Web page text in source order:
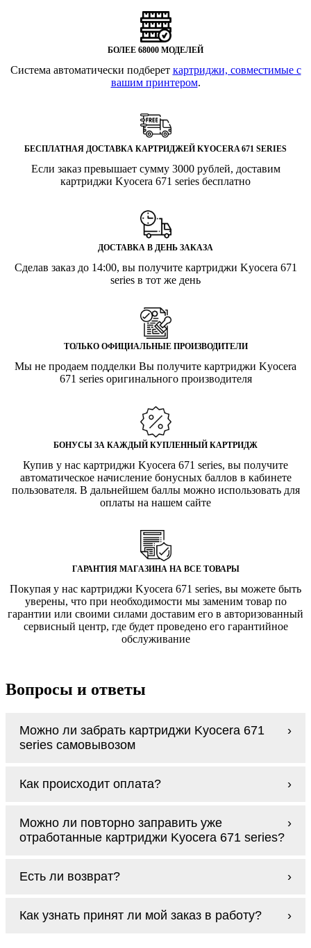
БОЛЕЕ 68000 МОДЕЛЕЙ
Система автоматически подберет картриджи, совместимые с
вашим принтером.
БЕСПЛАТНАЯ ДОСТАВКА КАРТРИДЖЕЙ KYOCERA 671 SERIES
Если заказ превышает сумму 3000 рублей, доставим
картриджи Kyocera 671 series бесплатно
ДОСТАВКА В ДЕНЬ ЗАКАЗА
Сделав заказ до 14:00, вы получите картриджи Kyocera 671
series в тот же день
ТОЛЬКО ОФИЦИАЛЬНЫЕ ПРОИЗВОДИТЕЛИ
Мы не продаем подделки Вы получите картриджи Kyocera
671 series оригинального производителя
БОНУСЫ ЗА КАЖДЫЙ КУПЛЕННЫЙ КАРТРИДЖ
Купив у нас картриджи Kyocera 671 series, вы получите
автоматическое начисление бонусных баллов в кабинете
пользователя. В дальнейшем баллы можно использовать для
оплаты на нашем сайте
ГАРАНТИЯ МАГАЗИНА НА ВСЕ ТОВАРЫ
Покупая у нас картриджи Kyocera 671 series, вы можете быть
уверены, что при необходимости мы заменим товар по
гарантии или своими силами доставим его в авторизованный
сервисный центр, где будет проведено его гарантийное
обслуживание
Вопросы и ответы
Можно ли забрать картриджи Kyocera 671
series самовывозом
доставим заказ и сделаем это бесплатно
доставляем Вам картриджи Kyocera 671
series
Как происходит оплата?
series наличными курьеру при получении
заказа.
Можно ли повторно заправить уже
отработанные картриджи Kyocera 671 series?
процесс проще, в случае с оригиналами
В любом случае вы можете заправить
картриджи Kyocera 671 series. У нас можно
Есть ли возврат?
какой-то причине вам не подошли, мы при
Как узнать принят ли мой заказ в работу?